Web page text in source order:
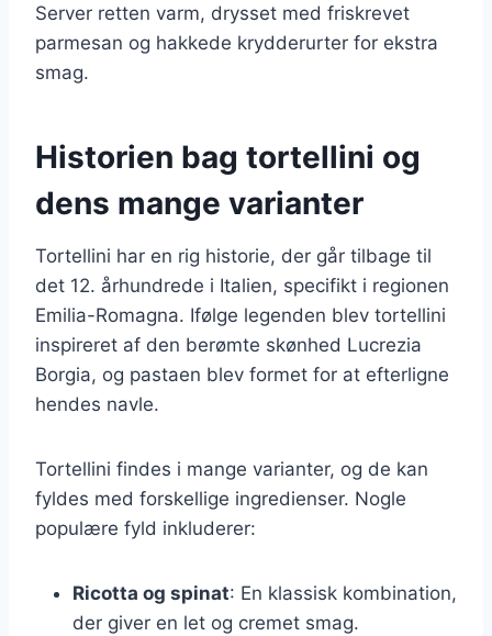
Server retten varm, drysset med friskrevet
parmesan og hakkede krydderurter for ekstra
smag.
Historien bag tortellini og
dens mange varianter
Tortellini har en rig historie, der går tilbage til
det 12. århundrede i Italien, specifikt i regionen
Emilia-Romagna. Ifølge legenden blev tortellini
inspireret af den berømte skønhed Lucrezia
Borgia, og pastaen blev formet for at efterligne
hendes navle.
Tortellini findes i mange varianter, og de kan
fyldes med forskellige ingredienser. Nogle
populære fyld inkluderer:
Ricotta og spinat: En klassisk kombination,
der giver en let og cremet smag.